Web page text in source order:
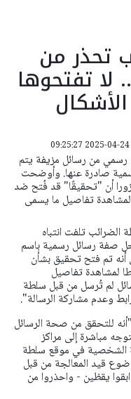
تحذر من
لا تفتحوها
من رسائل مزيفة يتم
صادرة عنها. وأوضحت
أن "تحقيقًا" قد فُتح ضد
لمشاهدة تفاصيل ما يسمى
تلفت انتباه
صفة رسائل رسمية باسم
تم فتح تحقيق بشأن
لمشاهدة تفاصيل
لم تُرسل من قبل سلطة
وعدم مشاركة الرسالة".
للتحقق من صحة الرسائل
مباشرة إلى مراكز
الشخصية في موقع سلطة
قيد المعالجة من قبل
يقظين - واحذروا من